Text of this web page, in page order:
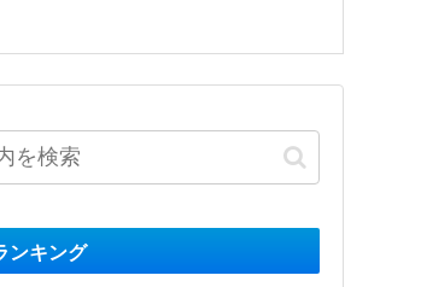
ンキング